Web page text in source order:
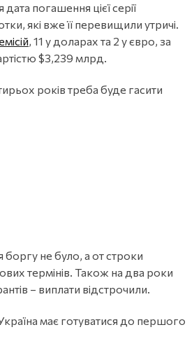
погашення цієї серії
які вже її перевищили утричі.
, 11 у доларах та 2 у євро, за
$3,239 млрд.
років треба буде гасити
боргу не було, а от строки
термінів. Також на два роки
– виплати відстрочили.
має готуватися до першого